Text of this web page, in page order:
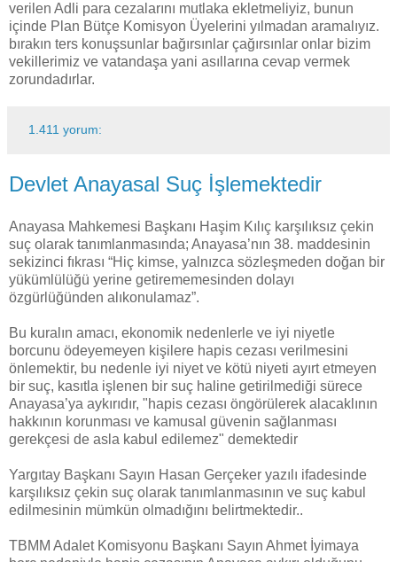
verilen Adli para cezalarını mutlaka ekletmeliyiz, bunun
içinde Plan Bütçe Komisyon Üyelerini yılmadan aramalıyız.
bırakın ters konuşsunlar bağırsınlar çağırsınlar onlar bizim
vekillerimiz ve vatandaşa yani asıllarına cevap vermek
zorundadırlar.
1.411 yorum:
Devlet Anayasal Suç İşlemektedir
Anayasa Mahkemesi Başkanı Haşim Kılıç karşılıksız çekin
suç olarak tanımlanmasında; Anayasa’nın 38. maddesinin
sekizinci fıkrası “Hiç kimse, yalnızca sözleşmeden doğan bir
yükümlülüğü yerine getirememesinden dolayı
özgürlüğünden alıkonulamaz”.
Bu kuralın amacı, ekonomik nedenlerle ve iyi niyetle
borcunu ödeyemeyen kişilere hapis cezası verilmesini
önlemektir, bu nedenle iyi niyet ve kötü niyeti ayırt etmeyen
bir suç, kasıtla işlenen bir suç haline getirilmediği sürece
Anayasa’ya aykırıdır, "hapis cezası öngörülerek alacaklının
hakkının korunması ve kamusal güvenin sağlanması
gerekçesi de asla kabul edilemez" demektedir
Yargıtay Başkanı Sayın Hasan Gerçeker yazılı ifadesinde
karşılıksız çekin suç olarak tanımlanmasının ve suç kabul
edilmesinin mümkün olmadığını belirtmektedir..
TBMM Adalet Komisyonu Başkanı Sayın Ahmet İyimaya